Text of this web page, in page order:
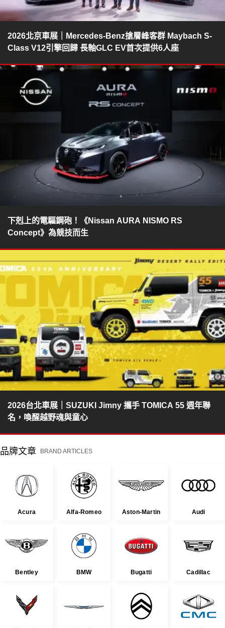
2026北京車展｜Mercedes-Benz搶層峰客群 Maybach S-
Class V12引擎回歸 長軸GLC EV首次提供6人座
下剋上的電驅鋼砲！《Nissan AURA NISMO RS
Concept》為競技而生
2026台北車展｜SUZUKI Jimny 攜手 TOMICA 55 週年聯
名，喚醒越野魂與童心
品牌文章 BRAND ARTICLES
Acura Alfa-Romeo Aston-Martin Audi
Bentley BMW Bugatti Cadillac